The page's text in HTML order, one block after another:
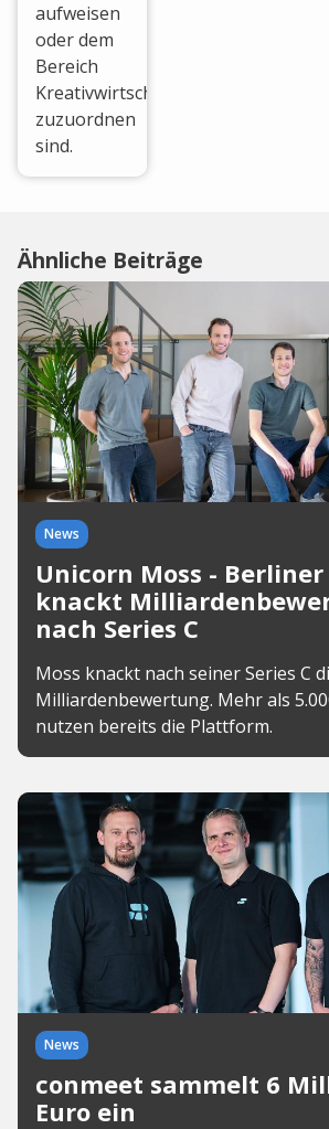
aufweisen
oder dem
Bereich
Kreativwirtschaft
zuzuordnen
sind.
Ähnliche Beiträge
News
Unicorn Moss - Berliner
knackt
nach Series C
Moss knackt nach seiner Series C
Milliardenbewertung. Mehr als
nutzen bereits die Plattform.
News
conmeet sammelt 6
Euro ein